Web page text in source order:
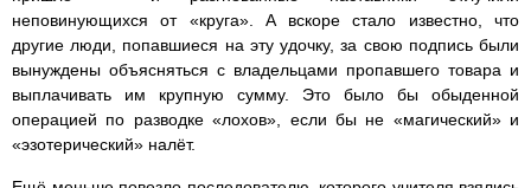
неповинующихся от «круга». А вскоре стало известно, что
другие люди, попавшиеся на эту удочку, за свою подпись были
вынуждены объясняться с владельцами пропавшего товара и
выплачивать им крупную сумму. Это было бы обыденной
операцией по разводке «лохов», если бы не «магический» и
«эзотерический» налёт.